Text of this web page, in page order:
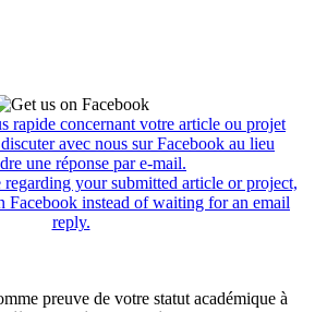
rapide concernant votre article ou projet
avec nous sur Facebook au lieu
une réponse par e-mail.
regarding your submitted article or project,
Facebook instead of waiting for an email
reply.
preuve de votre statut académique à